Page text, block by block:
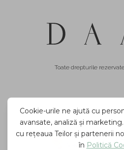
Toate drepturile